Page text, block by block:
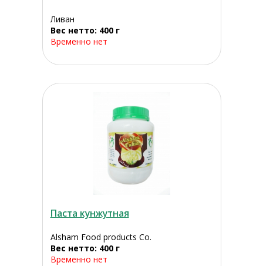
Ливан
Вес нетто: 400 г
Временно нет
Паста кунжутная
Alsham Food products Co.
Вес нетто: 400 г
Временно нет